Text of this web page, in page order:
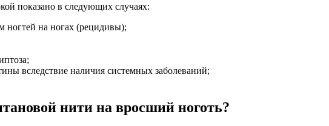
показано в следующих случаях:
ногтей на ногах (рецидивы);
вследствие наличия системных заболеваний;
нити на вросший ноготь?